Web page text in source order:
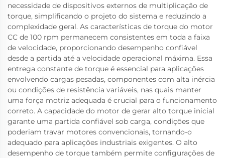
necessidade de dispositivos externos de multiplicação de
torque, simplificando o projeto do sistema e reduzindo a
complexidade geral. As características de torque do motor
CC de 100 rpm permanecem consistentes em toda a faixa
de velocidade, proporcionando desempenho confiável
desde a partida até a velocidade operacional máxima. Essa
entrega constante de torque é essencial para aplicações
envolvendo cargas pesadas, componentes com alta inércia
ou condições de resistência variáveis, nas quais manter
uma força motriz adequada é crucial para o funcionamento
correto. A capacidade do motor de gerar alto torque inicial
garante uma partida confiável sob carga, condições que
poderiam travar motores convencionais, tornando-o
adequado para aplicações industriais exigentes. O alto
desempenho de torque também permite configurações de